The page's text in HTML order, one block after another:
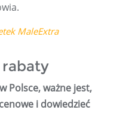
MaleExtra
Polsce, ważne jest,
i dowiedzieć